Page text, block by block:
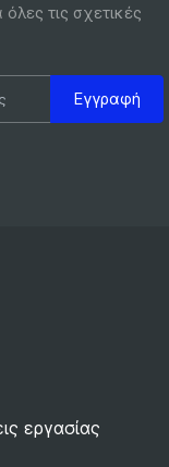
τις σχετικές
Εγγραφή
εργασίας